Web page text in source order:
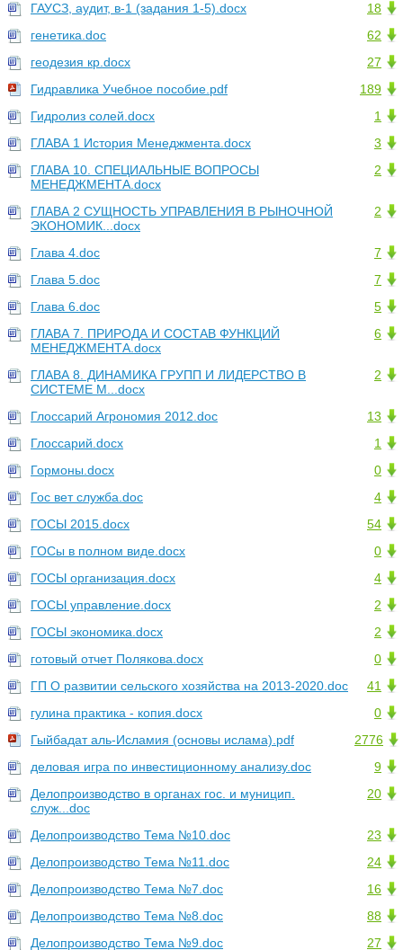
18
ГАУСЗ, аудит, в-1 (задания 1-5).docx
62
генетика.doc
27
геодезия кр.docx
189
Гидравлика Учебное пособие.pdf
1
Гидролиз солей.docx
3
ГЛАВА 1 История Менеджмента.docx
2
ГЛАВА 10. СПЕЦИАЛЬНЫЕ ВОПРОСЫ
МЕНЕДЖМЕНТА.docx
2
ГЛАВА 2 СУЩНОСТЬ УПРАВЛЕНИЯ В РЫНОЧНОЙ
ЭКОНОМИК...docx
7
Глава 4.doc
7
Глава 5.doc
5
Глава 6.doc
6
ГЛАВА 7. ПРИРОДА И СОСТАВ ФУНКЦИЙ
МЕНЕДЖМЕНТА.docx
2
ГЛАВА 8. ДИНАМИКА ГРУПП И ЛИДЕРСТВО В
СИСТЕМЕ М...docx
13
Глоссарий Агрономия 2012.doc
1
Глоссарий.docx
0
Гормоны.docx
4
Гос вет служба.doc
54
ГОСЫ 2015.docx
0
ГОСы в полном виде.docx
4
ГОСЫ организация.docx
2
ГОСЫ управление.docx
2
ГОСЫ экономика.docx
0
готовый отчет Полякова.docx
41
ГП О развитии сельского хозяйства на 2013-2020.doc
0
гулина практика - копия.docx
2776
Гыйбадат аль-Исламия (основы ислама).pdf
9
деловая игра по инвестиционному анализу.doc
20
Делопроизводство в органах гос. и муницип.
служ...doc
23
Делопроизводство Тема №10.doc
24
Делопроизводство Тема №11.doc
16
Делопроизводство Тема №7.doc
88
Делопроизводство Тема №8.doc
27
Делопроизводство Тема №9.doc